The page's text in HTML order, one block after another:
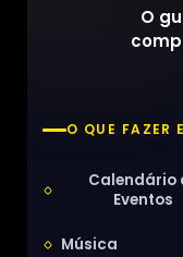
O
O QUE FAZER
Calendário
Eventos
Música